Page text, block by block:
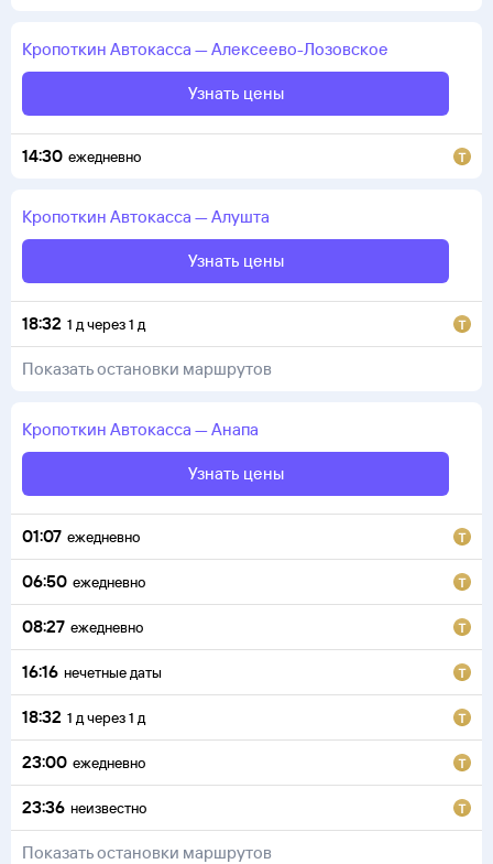
Кропоткин Автокасса —Алексеево-Лозовское
Узнать цены
14:30 ежедневно
Кропоткин Автокасса —Алушта
Узнать цены
18:32 1 дчерез1 д
Показать остановки маршрутов
Кропоткин Автокасса —Анапа
Узнать цены
01:07 ежедневно
06:50 ежедневно
08:27 ежедневно
16:16 нечетные даты
18:32 1 дчерез1 д
23:00 ежедневно
23:36 неизвестно
Показать остановки маршрутов